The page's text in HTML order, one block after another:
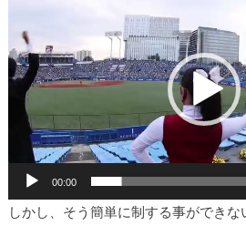
レ
ー
00:00
しかし、そう簡単に制する事ができな